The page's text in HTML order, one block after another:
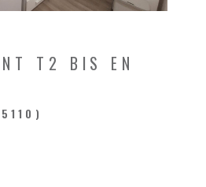
T2 BIS EN